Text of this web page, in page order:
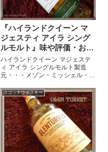
『ハイランドクイーン マ
ジェスティ アイラ シング
ルモルト』味や評価・おす
すめの飲み方は？
ハイランドクイーン マジェステ
ィ アイラ シングルモルト製造
元・・・メゾン・ミッシェル・ピ
年数・・・ノンエイジ熟成
樽・・・オーク樽アルコール度
数・・・40%ハイランドクイーン
マジェスティ アイラ シングルモ
ル...
スコッチウイスキー